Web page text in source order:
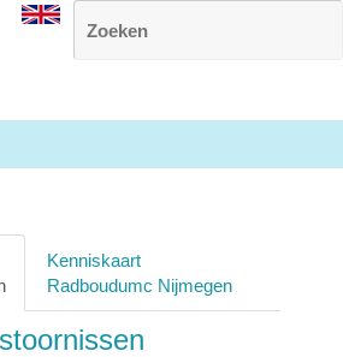
Kenniskaart
Radboudumc Nijmegen